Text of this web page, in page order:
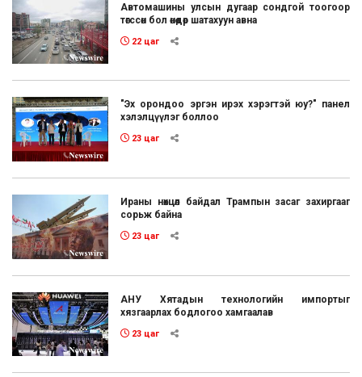
Автомашины улсын дугаар сондгой тоогоор
төгссөн бол өнөөдөр шатахуун авна
22 цаг
"Эх орондоо эргэн ирэх хэрэгтэй юу?" панел
хэлэлцүүлэг боллоо
23 цаг
Ираны нөхцөл байдал Трампын засаг захиргааг
сорьж байна
23 цаг
АНУ Хятадын технологийн импортыг
хязгаарлах бодлогоо хамгаалав
23 цаг